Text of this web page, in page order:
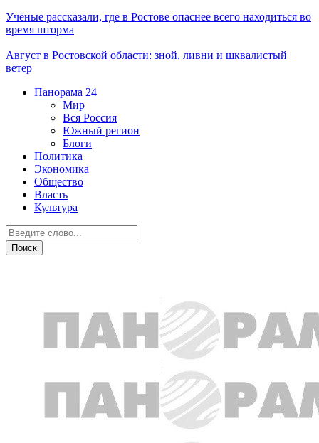
Учёные рассказали, где в Ростове опаснее всего находиться во
время шторма
Август в Ростовской области: зной, ливни и шквалистый
ветер
Панорама 24
Мир
Вся Россия
Южный регион
Блоги
Политика
Экономика
Общество
Власть
Культура